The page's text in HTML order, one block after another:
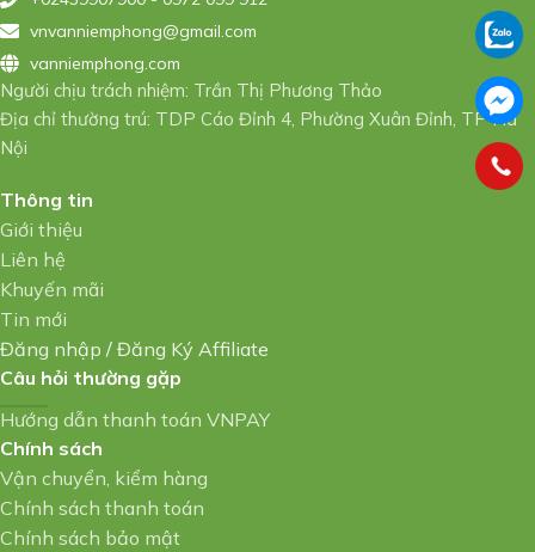
vnvanniemphong@gmail.com
vanniemphong.com
Người chịu trách nhiệm: Trần Thị Phương Thảo
Địa chỉ thường trú: TDP Cáo Đỉnh 4, Phường Xuân Đỉnh, TP Hà
Nội
Thông tin
Giới thiệu
Liên hệ
Khuyến mãi
Tin mới
Đăng nhập / Đăng Ký Affiliate
Câu hỏi thường gặp
Hướng dẫn thanh toán VNPAY
Chính sách
Vận chuyển, kiểm hàng
Chính sách thanh toán
Chính sách bảo mật